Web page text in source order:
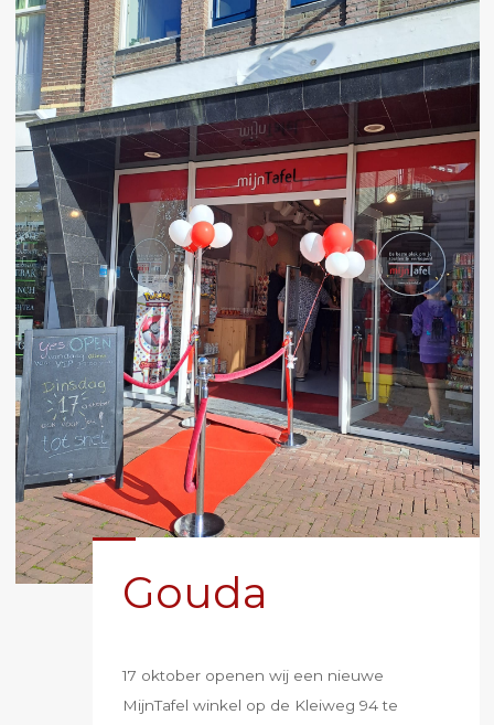
Gouda
17 oktober openen wij een nieuwe
MijnTafel winkel op de Kleiweg 94 te